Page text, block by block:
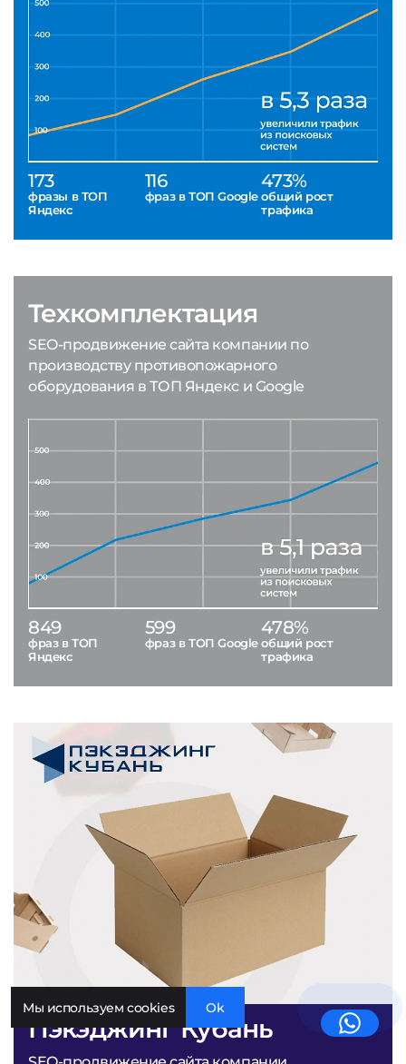
173
фразы в ТОП
Яндекс
116
фраз в ТОП Google
473%
общий рост
трафика
Пэкэджинг Кубань
Техкомплектация
SEO-продвижение сайта компании по
производству противопожарного
оборудования в ТОП Яндекс и Google
849
фраз в ТОП
Яндекс
599
фраз в ТОП Google
478%
общий рост
трафика
Мы используем cookies Ok